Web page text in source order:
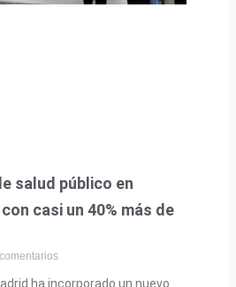
salud público en
casi un 40% más de
ha incorporado un nuevo